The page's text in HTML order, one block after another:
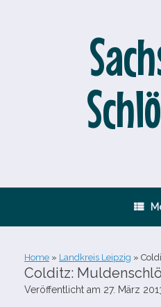
Home » Landkreis Leipzig »
Colditz:
Veröffentlicht am 27. März